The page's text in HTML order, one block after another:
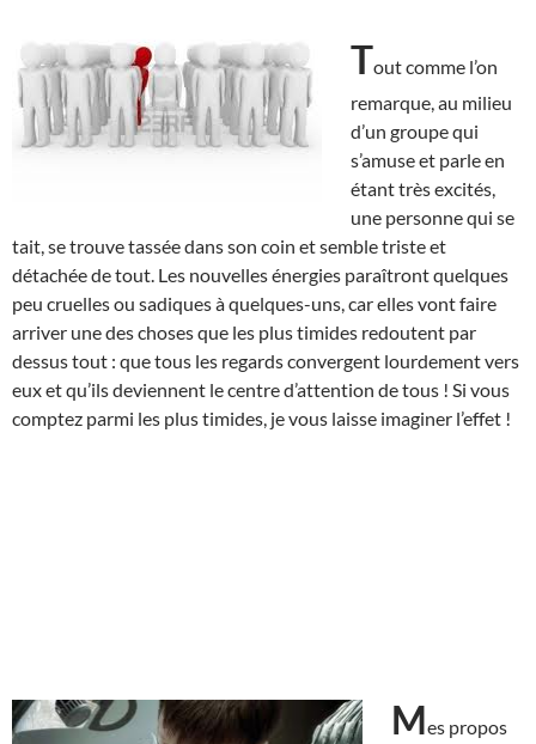
Tout comme l’on
remarque, au milieu
d’un groupe qui
s’amuse et parle en
étant très excités,
une personne qui se
tait, se trouve tassée dans son coin et semble triste et
détachée de tout. Les nouvelles énergies paraîtront quelques
peu cruelles ou sadiques à quelques-uns, car elles vont faire
arriver une des choses que les plus timides redoutent par
dessus tout : que tous les regards convergent lourdement vers
eux et qu’ils deviennent le centre d’attention de tous ! Si vous
comptez parmi les plus timides, je vous laisse imaginer l’effet !
Mes propos